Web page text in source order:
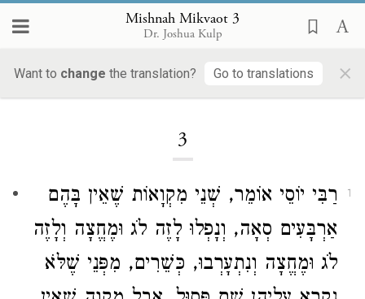
Mishnah Mikvaot 3
Dr. Joshua Kulp
Want to change the translation? Go to translations ×
3
1 רַבִּי יוֹסֵי אוֹמֵר, שְׁנֵי מִקְוָאוֹת שֶׁאֵין בָּהֶם
אַרְבָּעִים סְאָה, וְנָפְלוּ לָזֶה לֹג וּמֶחֱצָה וְלָזֶה
לֹג וּמֶחֱצָה וְנִתְעָרְבוּ, כְּשֵׁרִים, מִפְּנֵי שֶׁלֹּא